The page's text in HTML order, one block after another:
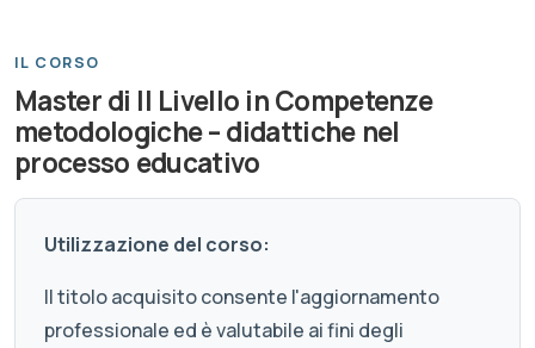
IL CORSO
Master di II Livello in Competenze
metodologiche – didattiche nel
processo educativo
Utilizzazione del corso:
Il titolo acquisito consente l'aggiornamento
professionale ed è valutabile ai fini degli